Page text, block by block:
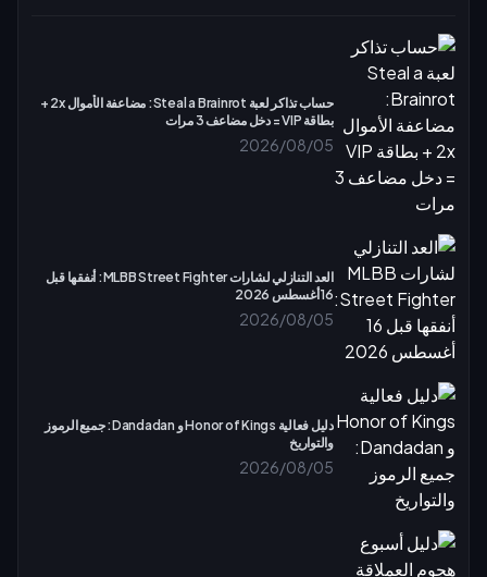
حساب تذاكر لعبة Steal a Brainrot: مضاعفة الأموال 2x +
بطاقة VIP = دخل مضاعف 3 مرات
2026/08/05
العد التنازلي لشارات MLBB Street Fighter: أنفقها قبل
16 أغسطس 2026
2026/08/05
دليل فعالية Honor of Kings و Dandadan: جميع الرموز
والتواريخ
2026/08/05